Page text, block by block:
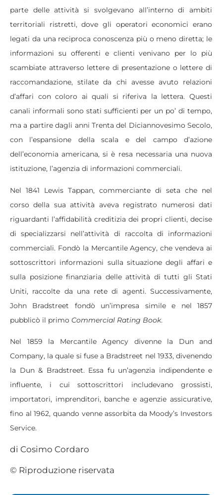
parte delle attività si svolgevano all’interno di ambiti
territoriali ristretti, dove gli operatori economici erano
legati da una reciproca conoscenza più o meno diretta; le
informazioni su offerenti e clienti venivano per lo più
scambiate attraverso lettere di presentazione o lettere di
raccomandazione, stilate da chi avesse avuto relazioni
d’affari con coloro ai quali si riferiva la lettera. Questi
canali informali sono stati sufficienti per un po’ di tempo,
ma a partire dagli anni Trenta del Diciannovesimo Secolo,
con l’espansione della scala e del campo d’azione
dell’economia americana, si è resa necessaria una nuova
istituzione, l’agenzia di informazioni commerciali.
Nel 1841 Lewis Tappan, commerciante di seta che nel
corso della sua attività aveva registrato numerosi dati
riguardanti l’affidabilità creditizia dei propri clienti, decise
di specializzarsi nell’attività di raccolta di informazioni
commerciali. Fondò la Mercantile Agency, che vendeva ai
sottoscrittori informazioni sulla situazione degli affari e
sulla posizione finanziaria delle attività di tutti gli Stati
Uniti, raccolte da una rete di agenti. Successivamente,
John Bradstreet fondò un’impresa simile e nel 1857
pubblicò il primo Commercial Rating Book.
Nel 1859 la Mercantile Agency divenne la Dun and
Company, la quale si fuse a Bradstreet nel 1933, divenendo
la Dun & Bradstreet. Essa fu un’agenzia indipendente e
influente, i cui sottoscrittori includevano grossisti,
importatori, imprenditori, banche e agenzie assicurative,
fino al 1962, quando venne assorbita da Moody’s Investors
Service.
di Cosimo Cordaro
© Riproduzione riservata